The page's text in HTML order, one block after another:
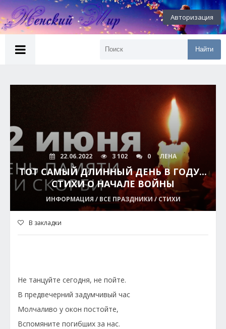
Авторизация
Найти
22.06.2022 3 102 0 ЛЕНА
ТОТ САМЫЙ ДЛИННЫЙ ДЕНЬ В ГОДУ...
СТИХИ О НАЧАЛЕ ВОЙНЫ
ИНФОРМАЦИЯ / ВСЕ ПРАЗДНИКИ / СТИХИ
В закладки
Не танцуйте сегодня, не пойте.
В предвечерний задумчивый час
Молчаливо у окон постойте,
Вспомяните погибших за нас.